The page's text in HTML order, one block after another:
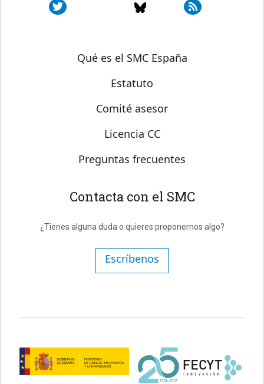
Sobre SMC España
Qué es el SMC España
Estatuto
Comité asesor
Licencia CC
Preguntas frecuentes
Contacta con el SMC
¿Tienes alguna duda o quieres proponernos algo?
Escríbenos